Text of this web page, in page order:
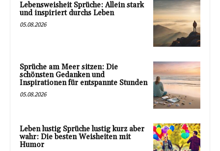
Lebensweisheit Sprüche: Allein stark
und inspiriert durchs Leben
05.08.2026
Sprüche am Meer sitzen: Die
schönsten Gedanken und
Inspirationen für entspannte Stunden
05.08.2026
Leben lustig Sprüche lustig kurz aber
wahr: Die besten Weisheiten mit
Humor